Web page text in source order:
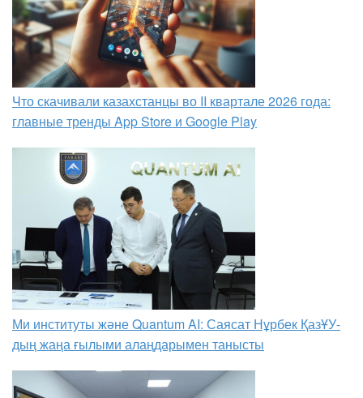
Что скачивали казахстанцы во II квартале 2026 года:
главные тренды App Store и Google Play
Ми институты және Quantum AI: Саясат Нұрбек ҚазҰУ-
дың жаңа ғылыми алаңдарымен танысты